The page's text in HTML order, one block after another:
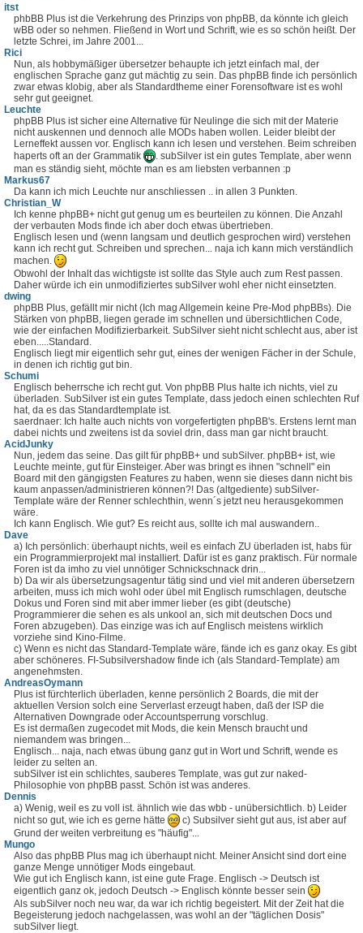
itst
phbBB Plus ist die Verkehrung des Prinzips von phpBB, da könnte ich gleich
wBB oder so nehmen. Fließend in Wort und Schrift, wie es so schön heißt. Der
letzte Schrei, im Jahre 2001...
Rici
Nun, als hobbymäßiger übersetzer behaupte ich jetzt einfach mal, der
englischen Sprache ganz gut mächtig zu sein. Das phpBB finde ich persönlich
zwar etwas klobig, aber als Standardtheme einer Forensoftware ist es wohl
sehr gut geeignet.
Leuchte
phpBB Plus ist sicher eine Alternative für Neulinge die sich mit der Materie
nicht auskennen und dennoch alle MODs haben wollen. Leider bleibt der
Lerneffekt aussen vor. Englisch kann ich lesen und verstehen. Beim schreiben
haperts oft an der Grammatik
. subSilver ist ein gutes Template, aber wenn
man es ständig sieht, möchte man es am liebsten verbannen :p
Markus67
Da kann ich mich Leuchte nur anschliessen .. in allen 3 Punkten.
Christian_W
Ich kenne phpBB+ nicht gut genug um es beurteilen zu können. Die Anzahl
der verbauten Mods finde ich aber doch etwas übertrieben.
Englisch lesen und (wenn langsam und deutlich gesprochen wird) verstehen
kann ich recht gut. Schreiben und sprechen... naja ich kann mich verständlich
machen.
Obwohl der Inhalt das wichtigste ist sollte das Style auch zum Rest passen.
Daher würde ich ein unmodifiziertes subSilver wohl eher nicht einsetzten.
dwing
phpBB Plus, gefällt mir nicht (Ich mag Allgemein keine Pre-Mod phpBBs). Die
Stärken von phpBB, liegen gerade im schnellen und übersichtlichen Code,
wie der einfachen Modifizierbarkeit. SubSilver sieht nicht schlecht aus, aber ist
eben.....Standard.
Englisch liegt mir eigentlich sehr gut, eines der wenigen Fächer in der Schule,
in denen ich richtig gut bin.
Schumi
Englisch beherrsche ich recht gut. Von phpBB Plus halte ich nichts, viel zu
überladen. SubSilver ist ein gutes Template, dass jedoch einen schlechten Ruf
hat, da es das Standardtemplate ist.
saerdnaer: Ich halte auch nichts von vorgefertigten phpBB's. Erstens lernt man
dabei nichts und zweitens ist da soviel drin, dass man gar nicht braucht.
AcidJunky
Nun, jedem das seine. Das gilt für phpBB+ und subSilver. phpBB+ ist, wie
Leuchte meinte, gut für Einsteiger. Aber was bringt es ihnen "schnell" ein
Board mit den gängigsten Features zu haben, wenn sie dieses dann nicht bis
kaum anpassen/administrieren können?! Das (altgediente) subSilver-
Template wäre der Renner schlechthin, wenn´s jetzt neu herausgekommen
wäre.
Ich kann Englisch. Wie gut? Es reicht aus, sollte ich mal auswandern..
Dave
a) Ich persönlich: überhaupt nichts, weil es einfach ZU überladen ist, habs für
ein Programmierprojekt mal installiert. Dafür ist es ganz praktisch. Für normale
Foren ist da imho zu viel unnötiger Schnickschnack drin...
b) Da wir als übersetzungsagentur tätig sind und viel mit anderen übersetzern
arbeiten, muss ich mich wohl oder übel mit Englisch rumschlagen, deutsche
Dokus und Foren sind mit aber immer lieber (es gibt (deutsche)
Programmierer die sehen es als unkool an, sich mit deutschen Docs und
Foren abzugeben). Das einzige was ich auf Englisch meistens wirklich
vorziehe sind Kino-Filme.
c) Wenn es nicht das Standard-Template wäre, fände ich es ganz okay. Es gibt
aber schöneres. FI-Subsilvershadow finde ich (als Standard-Template) am
angenehmsten.
AndreasOymann
Plus ist fürchterlich überladen, kenne persönlich 2 Boards, die mit der
aktuellen Version solch eine Serverlast erzeugt haben, daß der ISP die
Alternativen Downgrade oder Accountsperrung vorschlug.
Es ist dermaßen zugecodet mit Mods, die kein Mensch braucht und
niemandem was bringen...
Englisch... naja, nach etwas übung ganz gut in Wort und Schrift, wende es
leider zu selten an.
subSilver ist ein schlichtes, sauberes Template, was gut zur naked-
Philosophie von phpBB passt. Schön ist was anderes.
Dennis
a) Wenig, weil es zu voll ist. ähnlich wie das wbb - unübersichtlich. b) Leider
nicht so gut, wie ich es gerne hätte
c) Subsilver sieht gut aus, ist aber auf
Grund der weiten verbreitung es "häufig"...
Mungo
Also das phpBB Plus mag ich überhaupt nicht. Meiner Ansicht sind dort eine
ganze Menge unnötiger Mods eingebaut.
Wie gut ich Englisch kann, ist eine gute Frage. Englisch -> Deutsch ist
eigentlich ganz ok, jedoch Deutsch -> Englisch könnte besser sein
Als subSilver noch neu war, da war ich richtig begeistert. Mit der Zeit hat die
Begeisterung jedoch nachgelassen, was wohl an der "täglichen Dosis"
subSilver liegt.